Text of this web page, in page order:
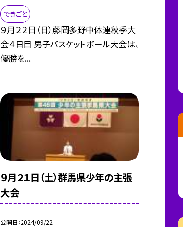
できごと
９月２２日（日）藤岡多野中体連秋季大
会４日目 男子バスケットボール大会は、
優勝を...
９月２１日（土）群馬県少年の主張
大会
公開日 2024/09/22